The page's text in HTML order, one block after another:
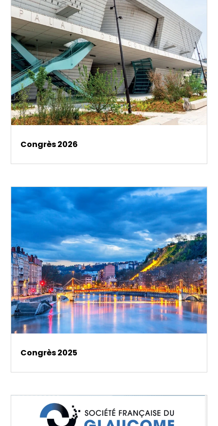
Congrès 2026
Congrès 2025